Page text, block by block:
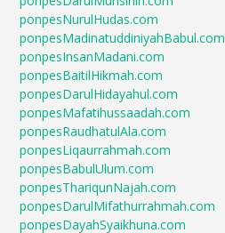
ponpesNurulHudas.com
ponpesMadinatuddiniyahBabul.com
ponpesInsanMadani.com
ponpesBaitilHikmah.com
ponpesDarulHidayahul.com
ponpesMafatihussaadah.com
ponpesRaudhatulAla.com
ponpesLiqaurrahmah.com
ponpesBabulUlum.com
ponpesThariqunNajah.com
ponpesDarulMifathurrahmah.com
ponpesDayahSyaikhuna.com